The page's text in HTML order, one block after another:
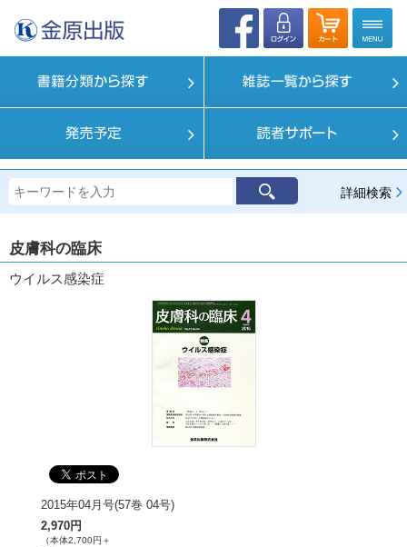
詳細検索
皮膚科の臨床
ウイルス感染症
2015年04月号(57巻 04号)
2,970円
（本体2,700円＋